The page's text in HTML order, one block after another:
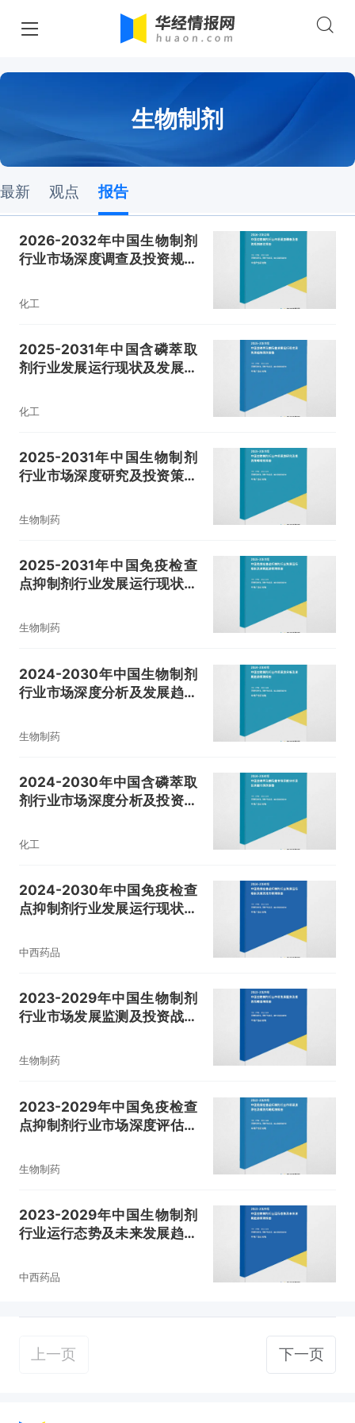
生物制剂
最新 观点 报告
2026-2032年中国生物制剂
行业市场深度调查及投资规划
化工
2025-2031年中国含磷萃取
剂行业发展运行现状及发展趋
化工
2025-2031年中国生物制剂
行业市场深度研究及投资策略
生物制药
2025-2031年中国免疫检查
点抑制剂行业发展运行现状及
生物制药
2024-2030年中国生物制剂
行业市场深度分析及发展趋势
生物制药
2024-2030年中国含磷萃取
剂行业市场深度分析及投资潜
化工
2024-2030年中国免疫检查
点抑制剂行业发展运行现状及
中西药品
2023-2029年中国生物制剂
行业市场发展监测及投资战略
生物制药
2023-2029年中国免疫检查
点抑制剂行业市场深度评估及
生物制药
2023-2029年中国生物制剂
行业运行态势及未来发展趋势
中西药品
上一页 下一页